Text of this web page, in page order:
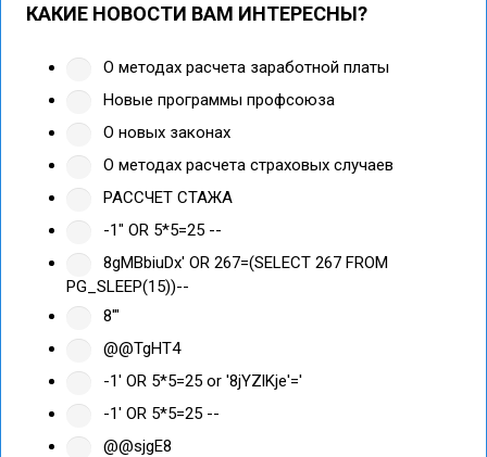
КАКИЕ НОВОСТИ ВАМ ИНТЕРЕСНЫ?
О методах расчета заработной платы
Новые программы профсоюза
О новых законах
О методах расчета страховых случаев
РАССЧЕТ СТАЖА
-1" OR 5*5=25 --
8gMBbiuDx' OR 267=(SELECT 267 FROM
PG_SLEEP(15))--
8'"
@@TgHT4
-1' OR 5*5=25 or '8jYZlKje'='
-1' OR 5*5=25 --
@@sjgE8